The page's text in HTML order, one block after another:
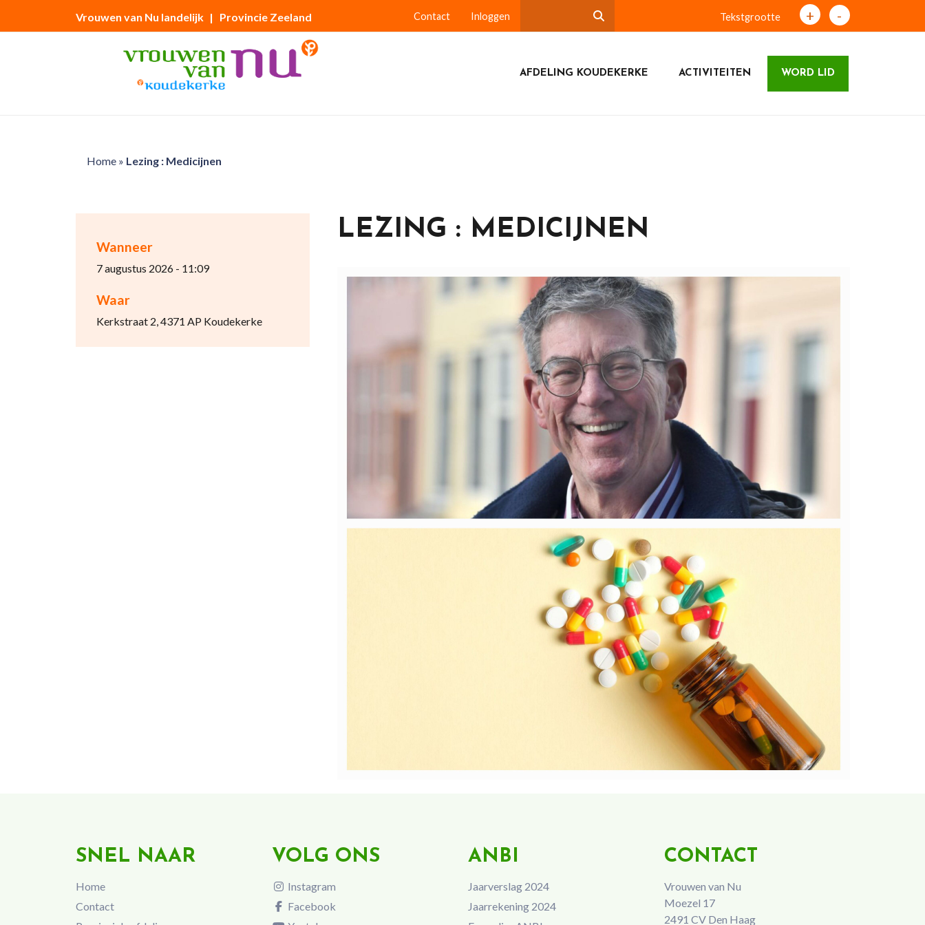
Vrouwen van Nu landelijk | Provincie Zeeland Contact Inloggen Tekstgrootte + -
AFDELING KOUDEKERKE ACTIVITEITEN WORD LID
Home» Lezing : Medicijnen
Wanneer
7 augustus 2026 - 11:09
Waar
Kerkstraat 2, 4371 AP Koudekerke
LEZING : MEDICIJNEN
SNEL NAAR
Home
Contact
VOLG ONS
Instagram
Facebook
ANBI
Jaarverslag 2024
Jaarrekening 2024
CONTACT
Vrouwen van Nu
Moezel 17
2491 CV Den Haag